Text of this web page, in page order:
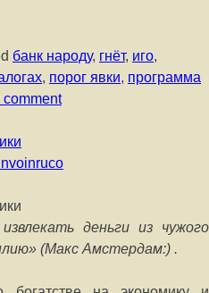
банк народу, гнёт, иго,
, порог явки, программа
comment
деньги из чужого
(Макс Амстердам:) .